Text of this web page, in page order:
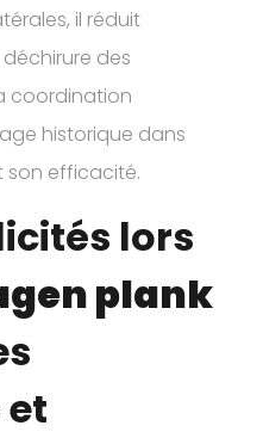
il réduit
des
coordination
historique dans
son efficacité.
lors
plank
et